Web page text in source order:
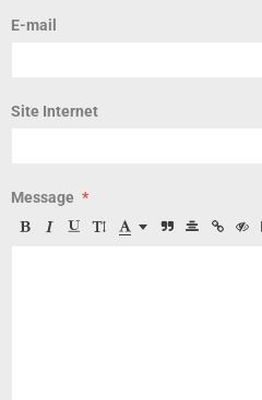
E-mail
Site Internet
Message